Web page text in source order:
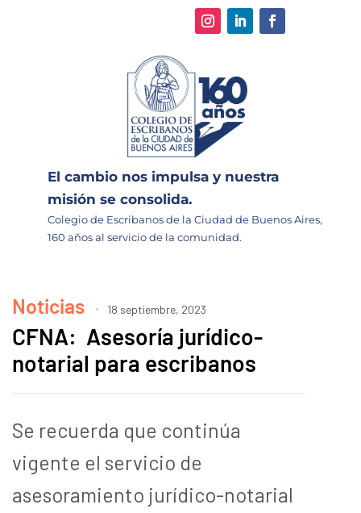
El cambio nos impulsa y nuestra
misión se consolida.
Colegio de Escribanos de la Ciudad de Buenos Aires,
160 años al servicio de la comunidad.
Noticias 18 septiembre, 2023
CFNA: Asesoría jurídico-
notarial para escribanos
Se recuerda que continúa
vigente el servicio de
asesoramiento jurídico-notarial